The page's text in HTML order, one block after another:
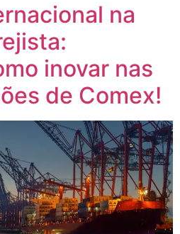
na
inovar nas
de Comex!